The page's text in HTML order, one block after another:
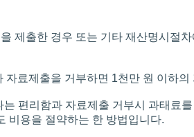
제출한 경우 또는 기타 재산명시절
료제출을 거부하면 1천만 원 이하
편리함과 자료제출 거부시 과태료
비용을 절약하는 한 방법입니다.